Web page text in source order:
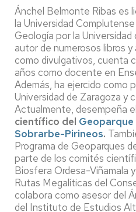
Ánchel Belmonte Ribas es
la Universidad
Geología por la
autor de numerosos libros
como divulgativos, cuenta
años como docente en
Además, ha ejercido como
Universidad de Zaragoza y
Actualmente, desempeña
científico del Geoparque
Sobrarbe-Pirineos.
Programa de Geoparques
parte de los comités
Biosfera Ordesa-Viñamala
Rutas Megalíticas del
colabora como asesor del
del Instituto de Estudios